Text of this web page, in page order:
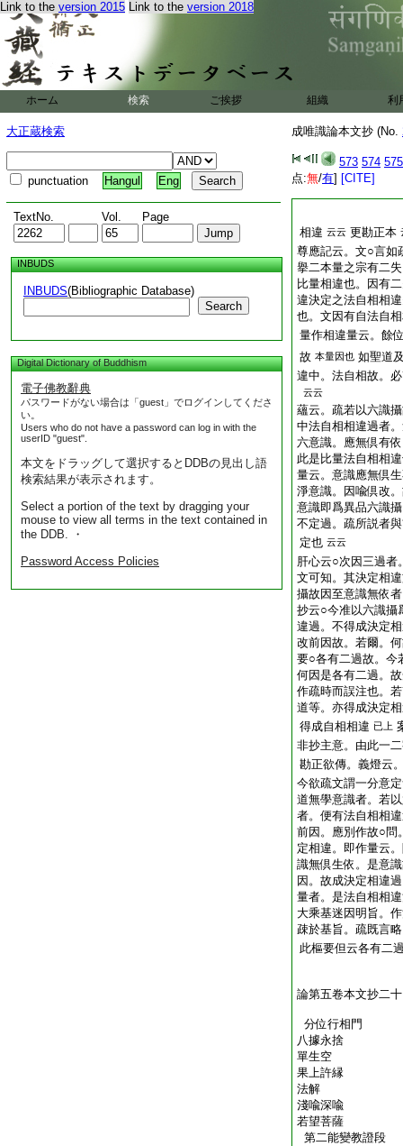
Link to the version 2015 Link to the version 2018
ホーム 検索 ご挨拶 組織 利
大正蔵検索
punctuation Hangul Eng
TextNo. Vol. Page
INBUDS
INBUDS(Bibliographic Database)
Search
Digital Dictionary of Buddhism
電子佛教辭典
パスワードがない場合は「guest」でログインしてくださ
い。
Users who do not have a password can log in with the
userID "guest".
本文をドラッグして選択するとDDBの見出し語
検索結果が表示されます。
Select a portion of the text by dragging your
mouse to view all terms in the text contained in
the DDB. ・
Password Access Policies
成唯識論本文抄 (No.
573 574 575
点:無/有] [CITE]
相違 云云 更勘正本
尊應記云。文○言如
擧二本量之宗有二
比量相違也。因有
違決定之法自相相
也。文因有自法自
量作相違量云。餘
故 本量因也 如聖道
違中。法自相故。
云云
蘊云。疏若以六識
中法自相相違過者
六意識。應無倶有
此是比量法自相相
量云。意識應無倶
淨意識。因喩倶改
意識即爲異品六識
不定過。疏所説者
定也 云云
肝心云○次因三過者
文可知。其決定相
攝故因至意識無依
抄云○今准以六識攝
違過。不得成決定
改前因故。若爾。
要○各有二過故。今
何因是各有二過。
作疏時而誤注也。
道等。亦得成決定
得成自相相違 已上
非抄主意。由此一
勘正欲傳。義燈云
今欲疏文謂一分意
道無學意識者。若
者。便有法自相相
前因。應別作故○問
定相違。即作量云
識無倶生依。是意
因。故成決定相違
量者。是法自相相
大乘基迷因明旨。
疎於基旨。疏既言
此樞要但云各有二
論第五卷本文抄二
分位行相門
八據永捨
單生空
果上許縁
法解
淺喩深喩
若望菩薩
第二能變教證段